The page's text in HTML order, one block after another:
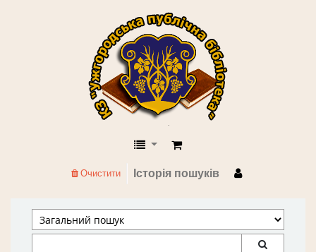
КЗ "Ужгородська публічна
Історія пошуків
Очистити